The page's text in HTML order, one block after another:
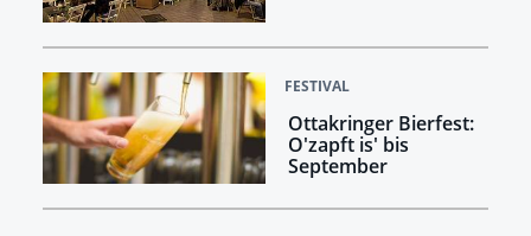
FESTIVAL
Ottakringer Bierfest:
O'zapft is' bis
September